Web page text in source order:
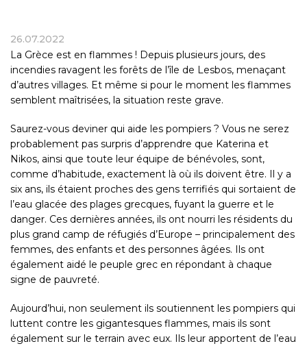
26.07.2022
La Grèce est en flammes ! Depuis plusieurs jours, des
incendies ravagent les forêts de l’île de Lesbos, menaçant
d’autres villages. Et même si pour le moment les flammes
semblent maîtrisées, la situation reste grave.
Saurez-vous deviner qui aide les pompiers ? Vous ne serez
probablement pas surpris d’apprendre que Katerina et
Nikos, ainsi que toute leur équipe de bénévoles, sont,
comme d’habitude, exactement là où ils doivent être. Il y a
six ans, ils étaient proches des gens terrifiés qui sortaient de
l’eau glacée des plages grecques, fuyant la guerre et le
danger. Ces dernières années, ils ont nourri les résidents du
plus grand camp de réfugiés d’Europe – principalement des
femmes, des enfants et des personnes âgées. Ils ont
également aidé le peuple grec en répondant à chaque
signe de pauvreté.
Aujourd’hui, non seulement ils soutiennent les pompiers qui
luttent contre les gigantesques flammes, mais ils sont
également sur le terrain avec eux. Ils leur apportent de l’eau